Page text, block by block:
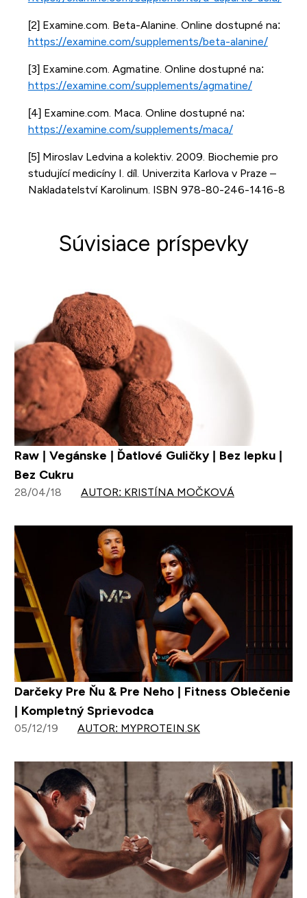
[2] Examine.com. Beta-Alanine. Online dostupné na:
https://examine.com/supplements/beta-alanine/
[3] Examine.com. Agmatine. Online dostupné na:
https://examine.com/supplements/agmatine/
[4] Examine.com. Maca. Online dostupné na:
https://examine.com/supplements/maca/
[5] Miroslav Ledvina a kolektiv. 2009. Biochemie pro
studující medicíny I. díl. Univerzita Karlova v Praze –
Nakladatelství Karolinum. ISBN 978-80-246-1416-8
Súvisiace príspevky
Raw | Vegánske | Ďatlové Guličky | Bez lepku |
Bez Cukru
28/04/18 AUTOR: KRISTÍNA MOČKOVÁ
Darčeky Pre Ňu & Pre Neho | Fitness Oblečenie
| Kompletný Sprievodca
05/12/19 AUTOR: MYPROTEIN.SK